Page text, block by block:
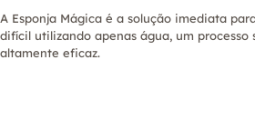
A Esponja Mágica é a solução imediata
difícil utilizando apenas água, um processo
altamente eficaz.